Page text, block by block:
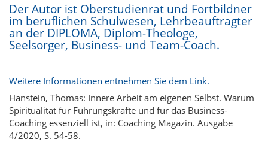
Der Autor ist Oberstudienrat und Fortbildner
im beruflichen Schulwesen, Lehrbeauftragter
an der DIPLOMA, Diplom-Theologe,
Seelsorger, Business- und Team-Coach.
Weitere Informationen entnehmen Sie dem Link.
Hanstein, Thomas: Innere Arbeit am eigenen Selbst. Warum
Spiritualität für Führungskräfte und für das Business-
Coaching essenziell ist, in: Coaching Magazin. Ausgabe
4/2020, S. 54-58.